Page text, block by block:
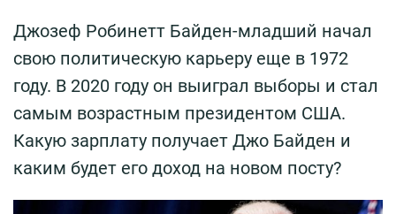
Джозеф Робинетт Байден-младший начал
свою политическую карьеру еще в 1972
году. В 2020 году он выиграл выборы и стал
самым возрастным президентом США.
Какую зарплату получает Джо Байден и
каким будет его доход на новом посту?